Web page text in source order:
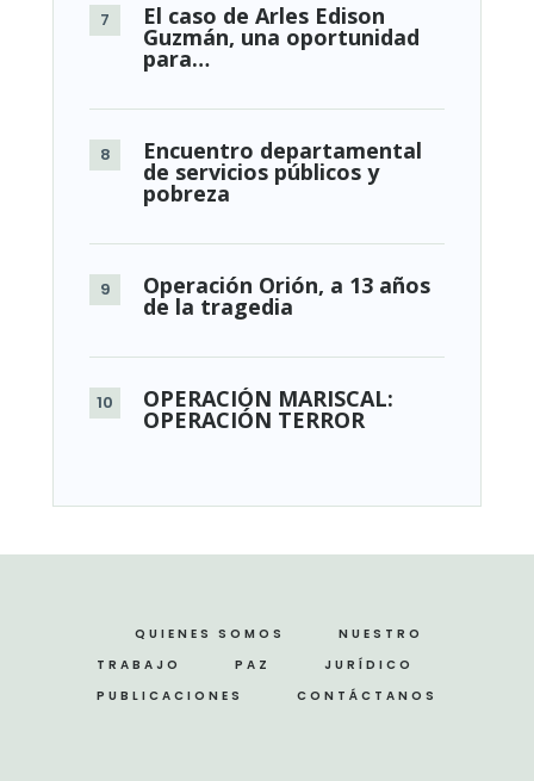
El caso de Arles Edison
Guzmán, una oportunidad
para…
Encuentro departamental
de servicios públicos y
pobreza
Operación Orión, a 13 años
de la tragedia
OPERACIÓN MARISCAL:
OPERACIÓN TERROR
QUIENES SOMOS
NUESTRO
TRABAJO
PAZ
JURÍDICO
PUBLICACIONES
CONTÁCTANOS